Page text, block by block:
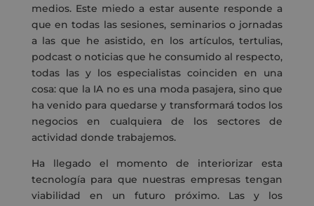
medios. Este miedo a estar ausente responde a
que en todas las sesiones, seminarios o jornadas
a las que he asistido, en los artículos, tertulias,
podcast o noticias que he consumido al respecto,
todas las y los especialistas coinciden en una
cosa: que la IA no es una moda pasajera, sino que
ha venido para quedarse y transformará todos los
negocios en cualquiera de los sectores de
actividad donde trabajemos.
Ha llegado el momento de interiorizar esta
tecnología para que nuestras empresas tengan
viabilidad en un futuro próximo. Las y los